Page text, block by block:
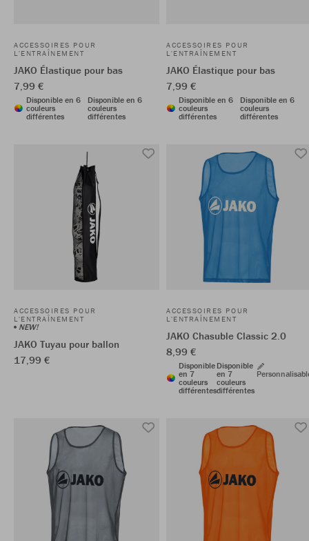
ACCESSOIRES POUR
L'ENTRAÎNEMENT
JAKO Élastique pour bas
7,99 €
Disponible en 6
couleurs
différentes
Disponible en 6
couleurs
différentes
ACCESSOIRES POUR
L'ENTRAÎNEMENT
JAKO Élastique pour bas
7,99 €
Disponible en 6
couleurs
différentes
Disponible en 6
couleurs
différentes
ACCESSOIRES POUR
L'ENTRAÎNEMENT
NEW!
JAKO Tuyau pour ballon
17,99 €
ACCESSOIRES POUR
L'ENTRAÎNEMENT
JAKO Chasuble Classic 2.0
8,99 €
Disponible
en 7
couleurs
différentes
Disponible
en 7
couleurs
différentes